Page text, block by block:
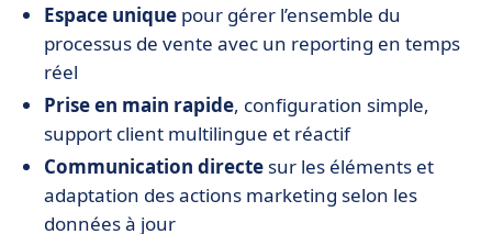
Espace unique pour gérer l’ensemble du
processus de vente avec un reporting en temps
réel
Prise en main rapide, configuration simple,
support client multilingue et réactif
Communication directe sur les éléments et
adaptation des actions marketing selon les
données à jour